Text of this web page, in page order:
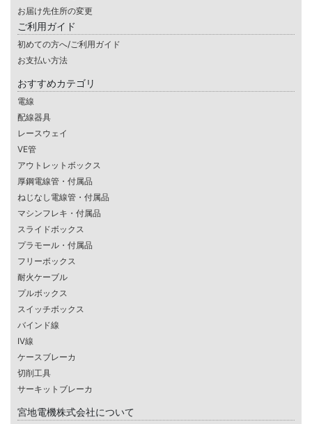
お届け先住所の変更
ご利用ガイド
初めての方へ/ご利用ガイド
お支払い方法
おすすめカテゴリ
電線
配線器具
レースウェイ
VE管
アウトレットボックス
厚鋼電線管・付属品
ねじなし電線管・付属品
マシンフレキ・付属品
スライドボックス
プラモール・付属品
フリーボックス
耐火ケーブル
プルボックス
スイッチボックス
バインド線
IV線
ケースブレーカ
切削工具
サーキットブレーカ
宮地電機株式会社について